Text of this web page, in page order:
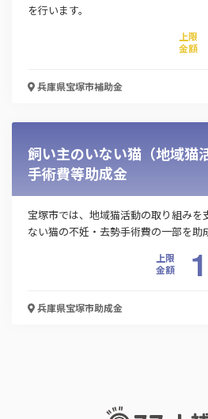
を行います。
上限
金額
兵庫県宝塚市補助金
飼い主のいない猫（地域猫
手術費等助成金
宝塚市では、地域猫活動の取り組みを
ない猫の不妊・去勢手術費の一部を助
上限
金額
1
兵庫県宝塚市助成金